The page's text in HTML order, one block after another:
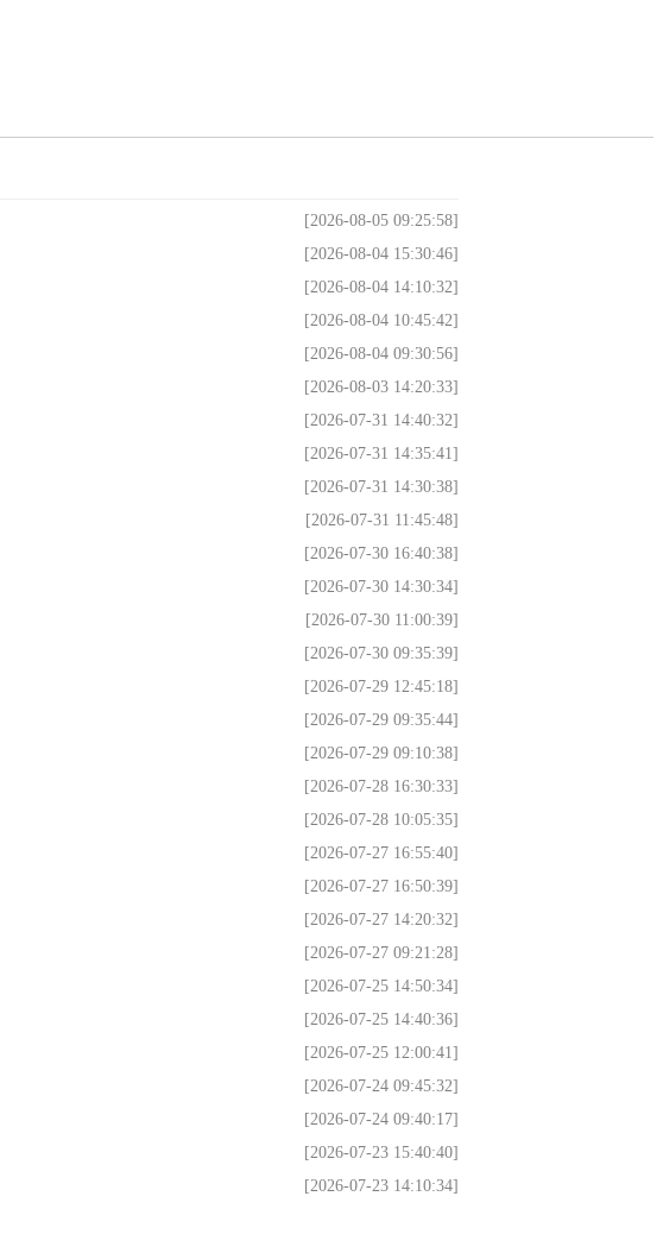
[2026-08-05 09:25:58]
[2026-08-04 15:30:46]
[2026-08-04 14:10:32]
[2026-08-04 10:45:42]
[2026-08-04 09:30:56]
[2026-08-03 14:20:33]
[2026-07-31 14:40:32]
[2026-07-31 14:35:41]
[2026-07-31 14:30:38]
[2026-07-31 11:45:48]
[2026-07-30 16:40:38]
[2026-07-30 14:30:34]
[2026-07-30 11:00:39]
[2026-07-30 09:35:39]
[2026-07-29 12:45:18]
[2026-07-29 09:35:44]
[2026-07-29 09:10:38]
[2026-07-28 16:30:33]
[2026-07-28 10:05:35]
[2026-07-27 16:55:40]
[2026-07-27 16:50:39]
[2026-07-27 14:20:32]
[2026-07-27 09:21:28]
[2026-07-25 14:50:34]
[2026-07-25 14:40:36]
[2026-07-25 12:00:41]
[2026-07-24 09:45:32]
[2026-07-24 09:40:17]
[2026-07-23 15:40:40]
[2026-07-23 14:10:34]